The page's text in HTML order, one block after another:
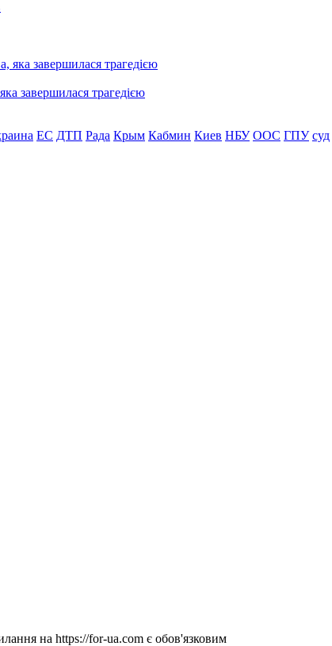
завершилася трагедією
ЕС ДТП Рада Крым Кабмин Киев НБУ ООС ГПУ суд
на https://for-ua.com є обов'язковим